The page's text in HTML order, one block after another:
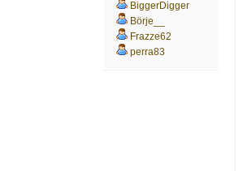
BiggerDigger
Börje__
Frazze62
perra83